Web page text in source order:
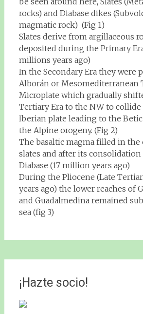
rocks) and Diabase dikes
magmatic rock) (Fig 1)
Slates derive from argillaceous
deposited during the Primary
millions years ago)
In the Secondary Era they were
Alborán or Mesomediterranean
Microplate which gradually
Tertiary Era to the NW to
Iberian plate leading to the
the Alpine orogeny. (Fig 2)
The basaltic magma filled in the
slates and after its
Diabase (17 million years ago)
During the Pliocene (Late
years ago) the lower reaches of
and Guadalmedina remained
sea (fig 3)
¡Hazte socio!